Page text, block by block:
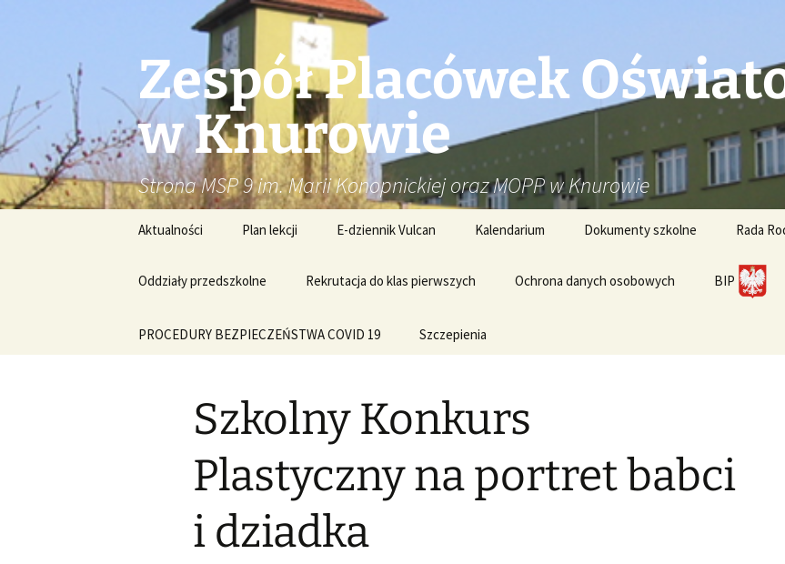
Zespół Placówek
w Knurowie
Strona MSP 9 im. Marii Konopnickiej oraz MOPP w Knurowie
Aktualności Plan lekcji E-dziennik Vulcan Kalendarium Dokumenty szkolne Rada
Oddziały przedszkolne Rekrutacja do klas pierwszych Ochrona danych osobowych BIP
PROCEDURY BEZPIECZEŃSTWA COVID 19 Szczepienia
Szkolny Konkurs
Plastyczny na portret babci
i dziadka